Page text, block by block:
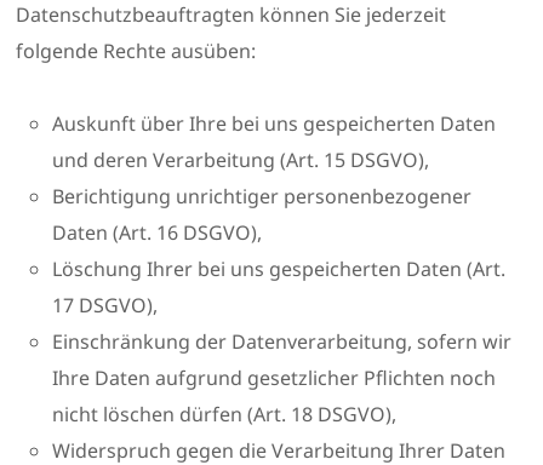
Datenschutzbeauftragten können Sie jederzeit
folgende Rechte ausüben:
Auskunft über Ihre bei uns gespeicherten Daten
und deren Verarbeitung (Art. 15 DSGVO),
Berichtigung unrichtiger personenbezogener
Daten (Art. 16 DSGVO),
Löschung Ihrer bei uns gespeicherten Daten (Art.
17 DSGVO),
Einschränkung der Datenverarbeitung, sofern wir
Ihre Daten aufgrund gesetzlicher Pflichten noch
nicht löschen dürfen (Art. 18 DSGVO),
Widerspruch gegen die Verarbeitung Ihrer Daten